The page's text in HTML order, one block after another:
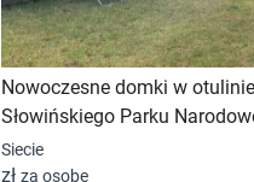
Nowoczesne domki w otulinie
Słowińskiego Parku
Siecie
zł za osobę